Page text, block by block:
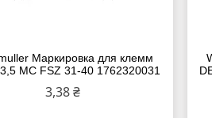
Маркировка для клемм
MC FSZ 31-40 1762320031
3,38 ₴